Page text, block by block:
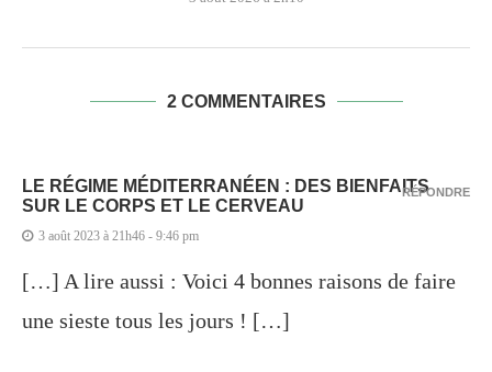
2 COMMENTAIRES
LE RÉGIME MÉDITERRANÉEN : DES BIENFAITS
SUR LE CORPS ET LE CERVEAU
3 août 2023 à 21h46 - 9:46 pm
[…] A lire aussi : Voici 4 bonnes raisons de faire
une sieste tous les jours ! […]
RÉPONDRE